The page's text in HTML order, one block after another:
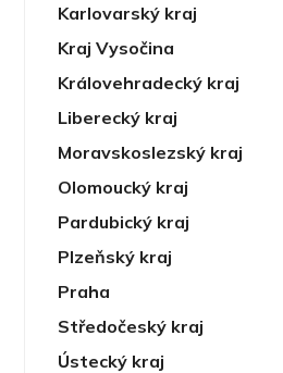
Karlovarský kraj
Kraj Vysočina
Královehradecký kraj
Liberecký kraj
Moravskoslezský kraj
Olomoucký kraj
Pardubický kraj
Plzeňský kraj
Praha
Středočeský kraj
Ústecký kraj